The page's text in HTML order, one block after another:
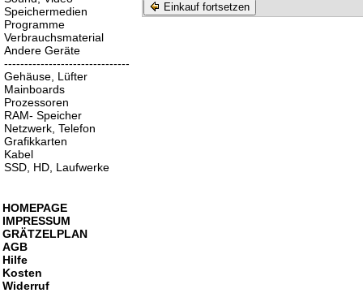
Einkauf fortsetzen
Speichermedien
Programme
Verbrauchsmaterial
Andere Geräte
-------------------------------
Gehäuse, Lüfter
Mainboards
Prozessoren
RAM- Speicher
Netzwerk, Telefon
Grafikkarten
Kabel
SSD, HD, Laufwerke
HOMEPAGE
IMPRESSUM
GRÄTZELPLAN
AGB
Hilfe
Kosten
Widerruf